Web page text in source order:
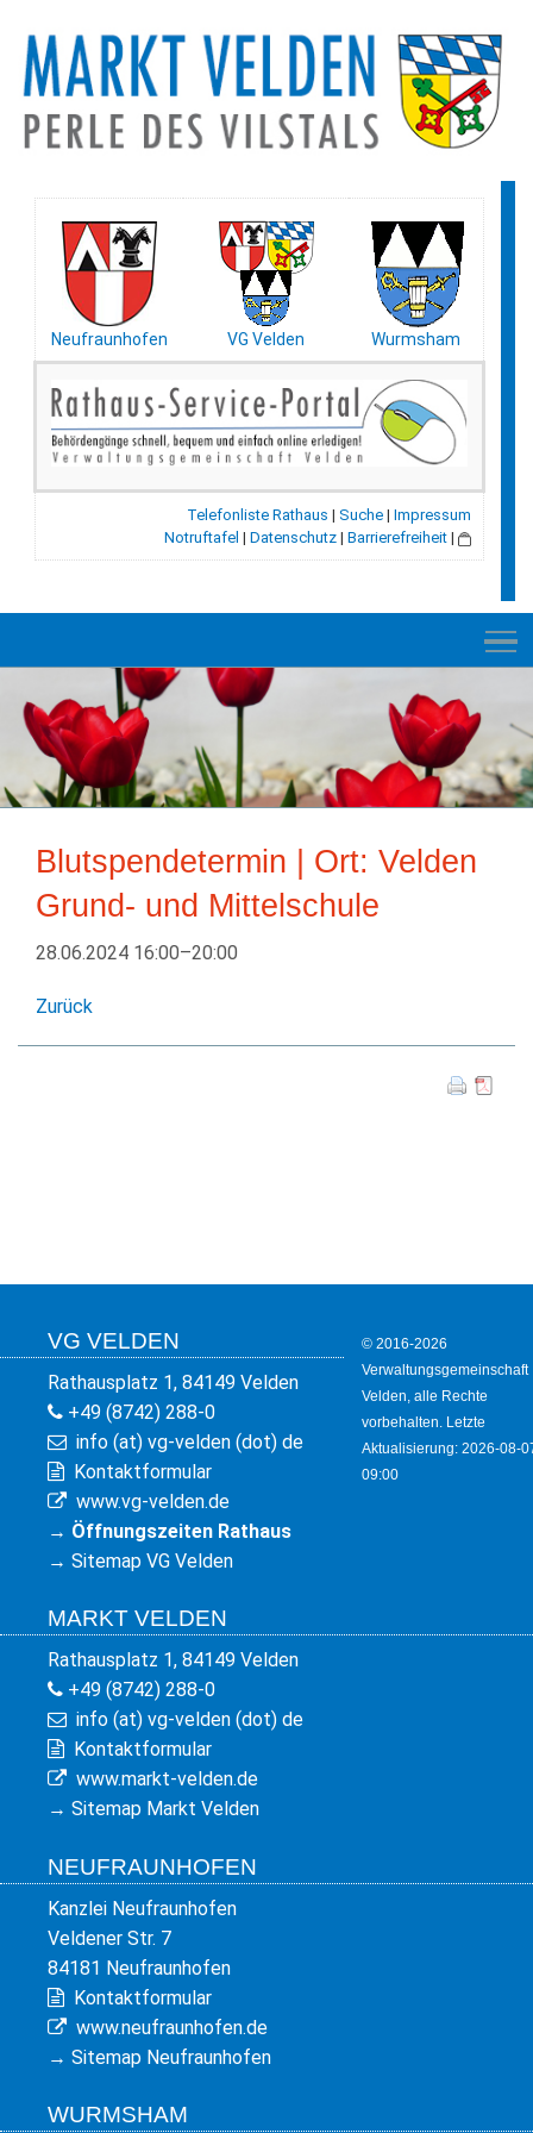
Neufraunhofen VG Velden Wurmsham
Telefonliste Rathaus | Suche | Impressum
Notruftafel | Datenschutz | Barrierefreiheit |
NEUES
RATHAUS
VELDEN
GESCHICHTE
LEBEN+WOHNEN
Blutspendetermin | Ort: Velden
Grund- und Mittelschule
28.06.2024 16:00–20:00
Zurück
VG VELDEN
Rathausplatz 1, 84149 Velden
+49 (8742) 288-0
info (at) vg-velden (dot) de
Kontaktformular
www.vg-velden.de
→ Öffnungszeiten Rathaus
→ Sitemap VG Velden
MARKT VELDEN
Rathausplatz 1, 84149 Velden
+49 (8742) 288-0
info (at) vg-velden (dot) de
Kontaktformular
www.markt-velden.de
→ Sitemap Markt Velden
NEUFRAUNHOFEN
Kanzlei Neufraunhofen
Veldener Str. 7
84181 Neufraunhofen
Kontaktformular
www.neufraunhofen.de
→ Sitemap Neufraunhofen
WURMSHAM
© 2016-2026
Verwaltungsgemeinschaft
Velden, alle Rechte
vorbehalten. Letzte
Aktualisierung: 2026-08-
09:00